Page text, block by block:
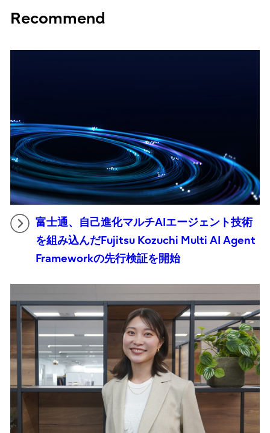
Recommend
富士通、自己進化マルチAIエージェント技術
を組み込んだFujitsu Kozuchi Multi AI Agent
Frameworkの先行検証を開始